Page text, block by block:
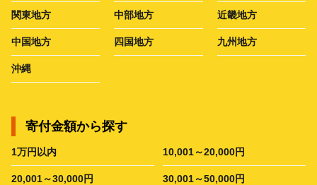
関東地方 中部地方 近畿地方
中国地方 四国地方 九州地方
沖縄
寄付金額から探す
1万円以内 10,001～20,000円
20,001～30,000円 30,001～50,000円